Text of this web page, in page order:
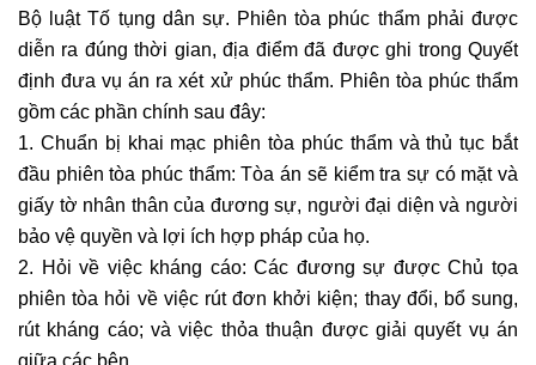
Bộ luật Tố tụng dân sự. Phiên tòa phúc thẩm phải được
diễn ra đúng thời gian, địa điểm đã được ghi trong Quyết
định đưa vụ án ra xét xử phúc thẩm. Phiên tòa phúc thẩm
gồm các phần chính sau đây:
1. Chuẩn bị khai mạc phiên tòa phúc thẩm và thủ tục bắt
đầu phiên tòa phúc thẩm: Tòa án sẽ kiểm tra sự có mặt và
giấy tờ nhân thân của đương sự, người đại diện và người
bảo vệ quyền và lợi ích hợp pháp của họ.
2. Hỏi về việc kháng cáo: Các đương sự được Chủ tọa
phiên tòa hỏi về việc rút đơn khởi kiện; thay đổi, bổ sung,
rút kháng cáo; và việc thỏa thuận được giải quyết vụ án